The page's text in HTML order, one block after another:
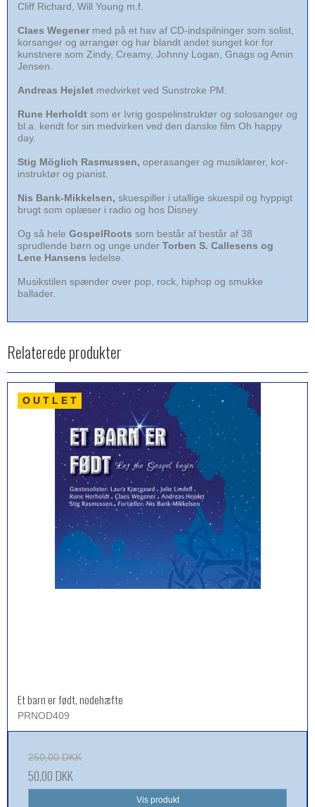
Cliff Richard, Will Young m.f.
Claes Wegenermed på et hav af CD-indspilninger som solist,
korsanger og arrangør og har blandt andet sunget kor for
kunstnere som Zindy, Creamy, Johnny Logan, Gnags og Amin
Jensen.
Andreas Hejslet medvirket ved Sunstroke PM.
Rune Herholdt som er Ivrig gospelinstruktør og solosanger og
bl.a. kendt for sin medvirken ved den danske film Oh happy
day.
Stig Möglich Rasmussen, operasanger og musiklærer, kor-
instruktør og pianist.
Nis Bank-Mikkelsen, skuespiller i utallige skuespil og hyppigt
brugt som oplæser i radio og hos Disney.
Og så hele GospelRoots som består af består af 38
sprudlende børn og unge under Torben S. Callesens og
Lene Hansens ledelse.
Musikstilen spænder over pop, rock, hiphop og smukke
ballader.
Relaterede produkter
O U T L E T
Et barn er født, nodehæfte
PRNOD409
250,00 DKK
50,00 DKK
Vis produkt